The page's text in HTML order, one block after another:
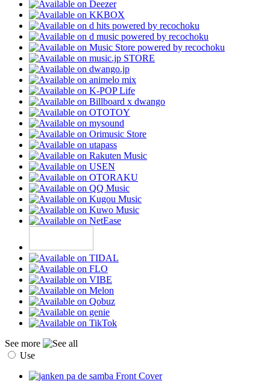
See more
Use